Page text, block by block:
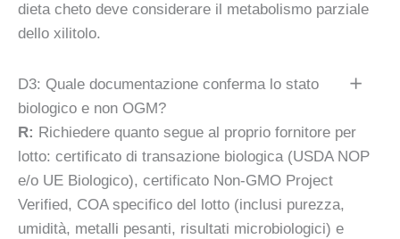
dieta cheto deve considerare il metabolismo parziale
dello xilitolo.
D3: Quale documentazione conferma lo stato
biologico e non OGM?
R: Richiedere quanto segue al proprio fornitore per
lotto: certificato di transazione biologica (USDA NOP
e/o UE Biologico), certificato Non-GMO Project
Verified, COA specifico del lotto (inclusi purezza,
umidità, metalli pesanti, risultati microbiologici) e